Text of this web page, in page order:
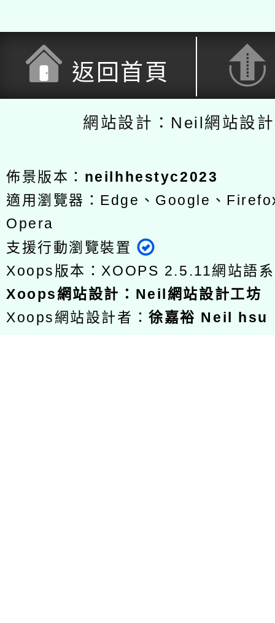
返回首頁
網站設計：Neil網站設
佈景版本： neilhhestyc2023
適用瀏覽器：Edge、Google、
Opera
支援行動瀏覽裝置
Xoops版本： XOOPS 2.5.11網站語
Xoops網站設計 ： Neil網站設計工坊
Xoops網站設計者：徐嘉裕 Neil hsu